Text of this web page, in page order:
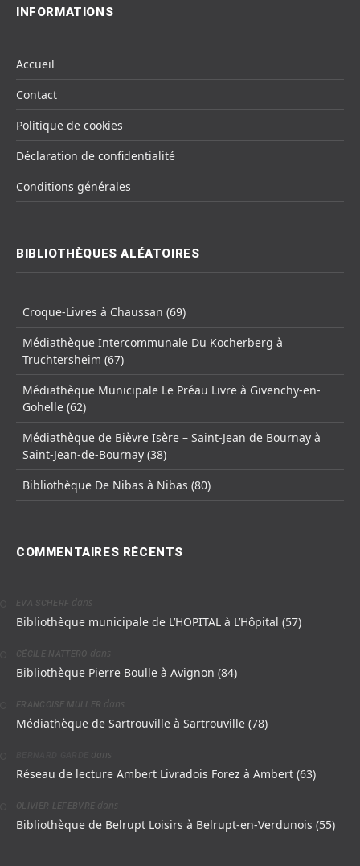
INFORMATIONS
Accueil
Contact
Politique de cookies
Déclaration de confidentialité
Conditions générales
BIBLIOTHÈQUES ALÉATOIRES
Croque-Livres à Chaussan (69)
Médiathèque Intercommunale Du Kocherberg à
Truchtersheim (67)
Médiathèque Municipale Le Préau Livre à Givenchy-en-
Gohelle (62)
Médiathèque de Bièvre Isère – Saint-Jean de Bournay à
Saint-Jean-de-Bournay (38)
Bibliothèque De Nibas à Nibas (80)
COMMENTAIRES RÉCENTS
EVA SCHERF dans
Bibliothèque municipale de L’HOPITAL à L’Hôpital (57)
CÉCILE NATTERO dans
Bibliothèque Pierre Boulle à Avignon (84)
FRANCOISE MULLER dans
Médiathèque de Sartrouville à Sartrouville (78)
dans
Réseau de lecture Ambert Livradois Forez à Ambert (63)
OLIVIER LEFEBVRE dans
Bibliothèque de Belrupt Loisirs à Belrupt-en-Verdunois (55)